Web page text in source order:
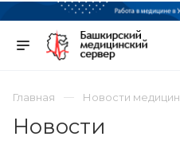
Главная Новости
Новости